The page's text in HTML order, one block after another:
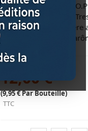
La particularité de
de Chardonnay et de
au monde. Cela confère
complexité unique
12,00 €
(9,95 € Par Bouteille)
TTC